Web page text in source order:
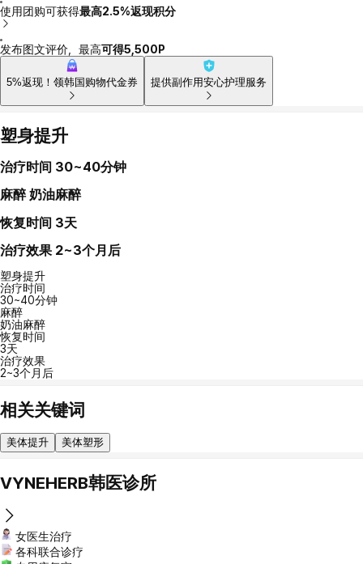
使用团购可获得最高2.5%返现积分
发布图文评价，最高可得5,500P
5%返现！领韩国购物代金券 提供副作用安心护理服务
塑身提升
治疗时间 30~40分钟
麻醉 奶油麻醉
恢复时间 3天
治疗效果 2~3个月后
塑身提升
治疗时间
30~40分钟
麻醉
奶油麻醉
恢复时间
3天
治疗效果
2~3个月后
相关关键词
美体提升 美体塑形
VYNEHERB韩医诊所
女医生治疗
各科联合诊疗